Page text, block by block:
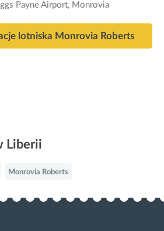
Payne Airport, Monrovia
lotniska Monrovia Roberts
Liberii
Monrovia Roberts